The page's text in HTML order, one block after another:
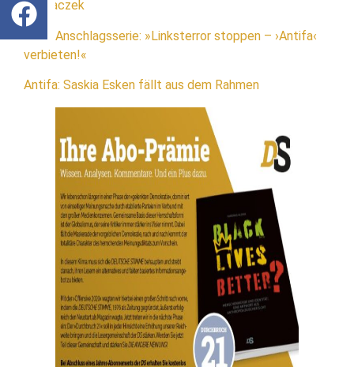
Rzehaczek
Nach Anschlagsserie: »Linksterror stoppen – ›Antifa‹
verbieten!«
Antifa: Saskia Esken fällt aus dem Rahmen